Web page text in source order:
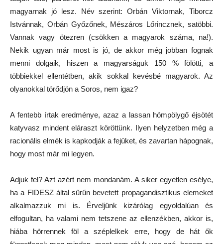
magyarnak jó lesz. Név szerint: Orbán Viktornak, Tiborcz
Istvánnak, Orbán Győzőnek, Mészáros Lőrincznek, satöbbi.
Vannak vagy ötezren (csökken a magyarok száma, na!).
Nekik ugyan már most is jó, de akkor még jobban fognak
menni dolgaik, hiszen a magyarságuk 150 % fölötti, a
többiekkel ellentétben, akik sokkal kevésbé magyarok. Az
olyanokkal törődjön a Soros, nem igaz?
A fentebb írtak eredménye, azaz a lassan hömpölygő éjsötét
katyvasz mindent eláraszt köröttünk. Ilyen helyzetben még a
racionális elmék is kapkodják a fejüket, és zavartan hápognak,
hogy most már mi legyen.
Adjuk fel? Azt azért nem mondanám. A siker egyetlen esélye,
ha a FIDESZ által sűrűn bevetett propagandisztikus elemeket
alkalmazzuk mi is. Érveljünk kizárólag egyoldalúan és
elfogultan, ha valami nem tetszene az ellenzékben, akkor is,
hiába hörrennek föl a széplelkek erre, hogy de hát ők